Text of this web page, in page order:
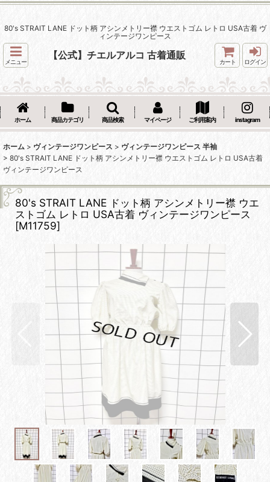
80's STRAIT LANE ドット柄 アシンメトリー襟 ウエストゴム レトロ USA古着 ヴ
ィンテージワンピース
メニュー
【公式】チエルアルコ 古着通販
カート ログイン
ホーム 商品カテゴリ 商品検索 マイページ ご利用案内 instagram
ホーム > ヴィンテージワンピース > ヴィンテージワンピース 半袖
> 80's STRAIT LANE ドット柄 アシンメトリー襟 ウエストゴム レトロ USA古着
ヴィンテージワンピース
80's STRAIT LANE ドット柄 アシンメトリー襟 ウエ
ストゴム レトロ USA古着 ヴィンテージワンピース
[M11759]